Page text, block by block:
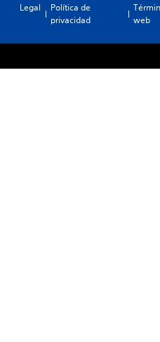
Legal
Política de
privacidad
web